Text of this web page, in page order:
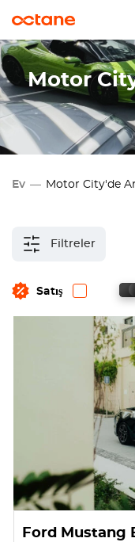
Motor
Ev Motor City'de
Filtreler
Satış
Ford Mustang